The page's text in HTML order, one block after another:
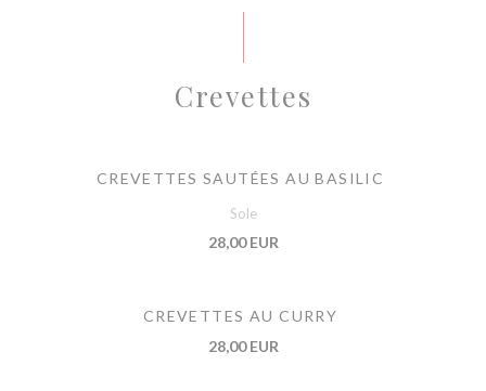
Crevettes
CREVETTES SAUTÉES AU BASILIC
Sole
28,00 EUR
CREVETTES AU CURRY
28,00 EUR